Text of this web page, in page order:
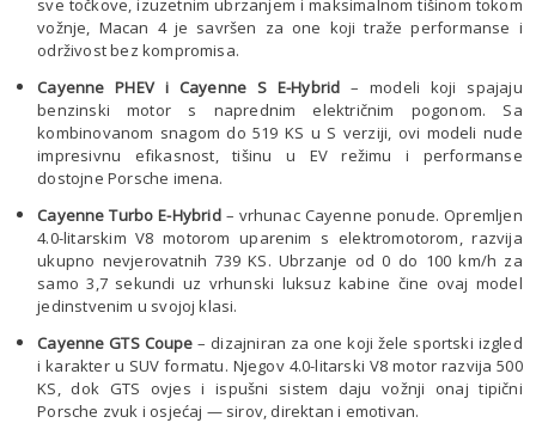
sve točkove, izuzetnim ubrzanjem i maksimalnom tišinom tokom
vožnje, Macan 4 je savršen za one koji traže performanse i
održivost bez kompromisa.
Cayenne PHEV i Cayenne S E-Hybrid – modeli koji spajaju
benzinski motor s naprednim električnim pogonom. Sa
kombinovanom snagom do 519 KS u S verziji, ovi modeli nude
impresivnu efikasnost, tišinu u EV režimu i performanse
dostojne Porsche imena.
Cayenne Turbo E-Hybrid– vrhunac Cayenne ponude. Opremljen
4.0-litarskim V8 motorom uparenim s elektromotorom, razvija
ukupno nevjerovatnih 739 KS. Ubrzanje od 0 do 100 km/h za
samo 3,7 sekundi uz vrhunski luksuz kabine čine ovaj model
jedinstvenim u svojoj klasi.
Cayenne GTS Coupe – dizajniran za one koji žele sportski izgled
i karakter u SUV formatu. Njegov 4.0-litarski V8 motor razvija 500
KS, dok GTS ovjes i ispušni sistem daju vožnji onaj tipični
Porsche zvuk i osjećaj — sirov, direktan i emotivan.